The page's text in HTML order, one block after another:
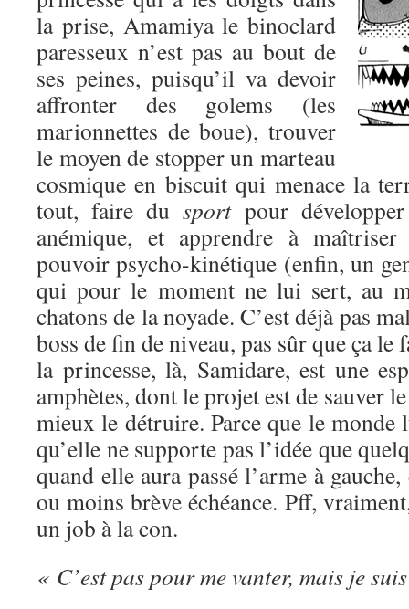
la prise, Amamiya le binoclard
paresseux n’est pas au bout de
ses peines, puisqu’il va devoir
affronter des golems (les
marionnettes de boue), trouver
le moyen de stopper un marteau
cosmique en biscuit qui menace la
tout, faire dusportpour développer
anémique, et apprendre à
pouvoir psycho-kinétique (enfin, un
qui pour le moment ne lui sert, au
chatons de la noyade. C’est déjà pas
boss de fin de niveau, pas sûr que ça le
la princesse, là, Samidare, est une
amphètes, dont le projet est de sauver
mieux le détruire. Parce que le monde
qu’elle ne supporte pas l’idée que
quand elle aura passé l’arme à
ou moins brève échéance. Pff,
un job à la con.
« C’est pas pour me vanter, mais je